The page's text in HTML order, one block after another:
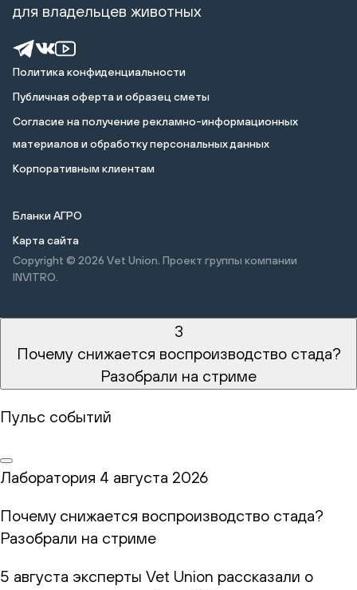
Политика конфиденциальности
Публичная оферта и образец сметы
Cогласие на получение рекламно-информационных
материалов и обработку персональных данных
Корпоративным клиентам
Бланки АГРО
Карта сайта
Copyright © 2026 Vet Union. Проект группы компании
INVITRO.
для владельцев животных
3
Почему снижается воспроизводство стада?
Разобрали на стриме
Пульс событий
Лаборатория 4 августа 2026
Почему снижается воспроизводство стада?
Разобрали на стриме
5 августа эксперты Vet Union рассказали о